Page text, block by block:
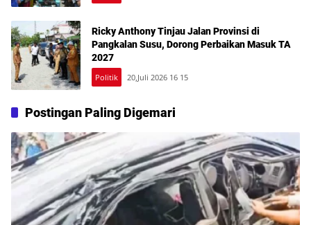
Ricky Anthony Tinjau Jalan Provinsi di
Pangkalan Susu, Dorong Perbaikan Masuk TA
2027
Politik 20,Juli 2026 16 15
Postingan Paling Digemari